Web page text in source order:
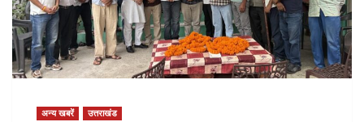
अन्य खबरें उत्तराखंड